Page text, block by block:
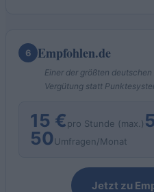
6 Empfohlen.de
Einer der größten
Vergütung statt
15 €pro Stunde (max.)
50Umfragen/Monat
Jetzt zu